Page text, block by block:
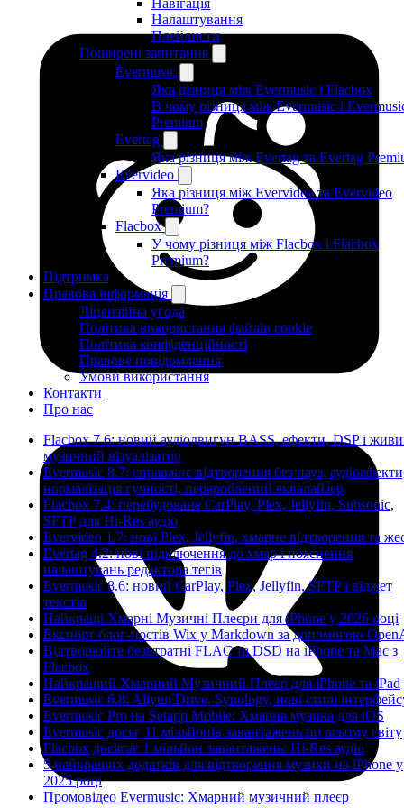
Навігація
Налаштування
Плейлисти
Поширені запитання
Evermusic
Яка різниця між Evermusic і Flacbox
В чому різниця між Evermusic і
Premium
Evertag
Яка різниця між Evertag та Evertag
Evervideo
Яка різниця між Evervideo та Evervideo
Premium?
Flacbox
У чому різниця між Flacbox і Flacbox
Premium?
Підтримка
Правова інформація
Ліцензійна угода
Політика використання файлів cookie
Політика конфіденційності
Правове повідомлення
Умови використання
Контакти
Про нас
Flacbox 7.6: новий аудіодвигун BASS, ефекти, DSP і
музичний візуалізатор
Evermusic 8.7: справжнє відтворення без пауз,
нормалізація гучності, перероблений еквалайзер
Flacbox 7.4: перебудоване CarPlay, Plex, Jellyfin, Subsonic,
SFTP для Hi-Res аудіо
Evervideo 1.7: нові Plex, Jellyfin, хмарне відтворення та
Evertag 4.2: нові підключення до хмар і пояснення
налаштувань редактора тегів
Evermusic 8.6: новий CarPlay, Plex, Jellyfin, SFTP і віджет
текстів
Найкращі Хмарні Музичні Плеєри для iPhone у 2026 році
Експорт блог-постів Wix у Markdown за допомогою
Відтворюйте безвтратні FLAC та DSD на iPhone та Mac з
Flacbox
Найкращий Хмарний Музичний Плеєр для iPhone та iPad
Evermusic 6.8: Aliyun Drive, Synology, нові стилі
Evermusic Pro на Setapp Mobile: Хмарна музика для iOS
Evermusic досяг 11 мільйонів завантажень по всьому світу
Flacbox досягає 1 мільйон завантажень: Hi-Res аудіо
5 найкращих додатків для відтворення музики на iPhone у
2025 році
Промовідео Evermusic: Хмарний музичний плеєр